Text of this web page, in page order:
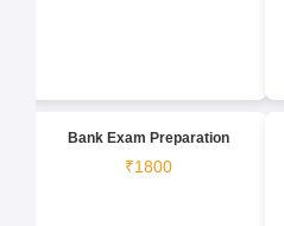
Bank Exam Preparation
₹1800